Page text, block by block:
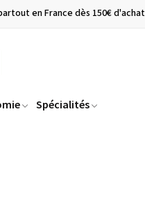
en France dès 150€ d'achat
Spécialités